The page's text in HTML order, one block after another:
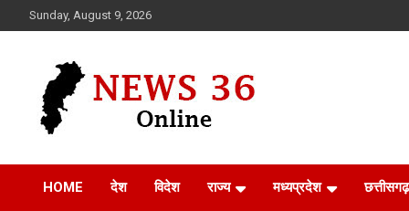
to
Sunday, August 9, 2026
News 36
HOME देश विदेश राज्य मध्यप्रदेश छत्तीसगढ़